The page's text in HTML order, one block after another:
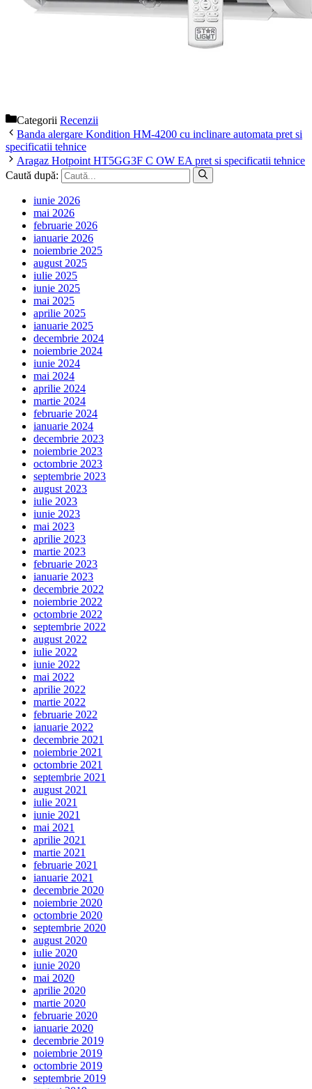
Categorii Recenzii
Banda alergare Kondition HM-4200 cu inclinare automata pret si
specificatii tehnice
Aragaz Hotpoint HT5GG3F C OW EA pret si specificatii tehnice
Caută după:
iunie 2026
mai 2026
februarie 2026
ianuarie 2026
noiembrie 2025
august 2025
iulie 2025
iunie 2025
mai 2025
aprilie 2025
ianuarie 2025
decembrie 2024
noiembrie 2024
iunie 2024
mai 2024
aprilie 2024
martie 2024
februarie 2024
ianuarie 2024
decembrie 2023
noiembrie 2023
octombrie 2023
septembrie 2023
august 2023
iulie 2023
iunie 2023
mai 2023
aprilie 2023
martie 2023
februarie 2023
ianuarie 2023
decembrie 2022
noiembrie 2022
octombrie 2022
septembrie 2022
august 2022
iulie 2022
iunie 2022
mai 2022
aprilie 2022
martie 2022
februarie 2022
ianuarie 2022
decembrie 2021
noiembrie 2021
octombrie 2021
septembrie 2021
august 2021
iulie 2021
iunie 2021
mai 2021
aprilie 2021
martie 2021
februarie 2021
ianuarie 2021
decembrie 2020
noiembrie 2020
octombrie 2020
septembrie 2020
august 2020
iulie 2020
iunie 2020
mai 2020
aprilie 2020
martie 2020
februarie 2020
ianuarie 2020
decembrie 2019
noiembrie 2019
octombrie 2019
septembrie 2019